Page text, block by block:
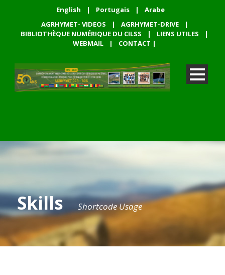
English | Portugais |
Arabe
AGRHYMET- VIDEOS
| AGRHYMET-DRIVE
|
BIBLIOTHÈQUE NUMÉRIQUE DU CILSS
| LIENS UTILES
|
WEBMAIL
| CONTACT |
Skills Shortcode Usage